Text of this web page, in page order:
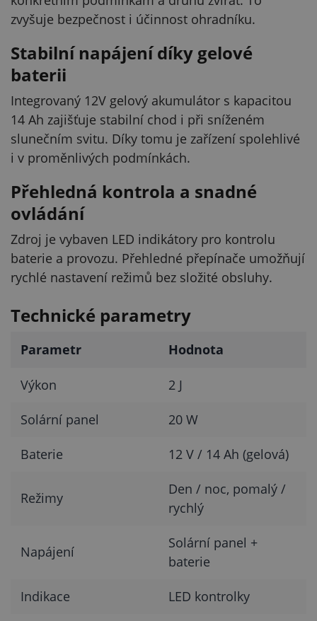
zvyšuje bezpečnost i účinnost ohradníku.
Stabilní napájení díky gelové
baterii
Integrovaný 12V gelový akumulátor s kapacitou
14 Ah zajišťuje stabilní chod i při sníženém
slunečním svitu. Díky tomu je zařízení spolehlivé
i v proměnlivých podmínkách.
Přehledná kontrola a snadné
ovládání
Zdroj je vybaven LED indikátory pro kontrolu
baterie a provozu. Přehledné přepínače umožňují
rychlé nastavení režimů bez složité obsluhy.
Technické parametry
Parametr Hodnota
Výkon 2 J
Solární panel 20 W
Baterie 12 V / 14 Ah (gelová)
Režimy
Den / noc, pomalý /
rychlý
Napájení
Solární panel +
baterie
Indikace LED kontrolky